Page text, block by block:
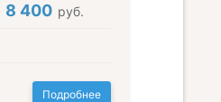
8 400 руб.
Подробнее